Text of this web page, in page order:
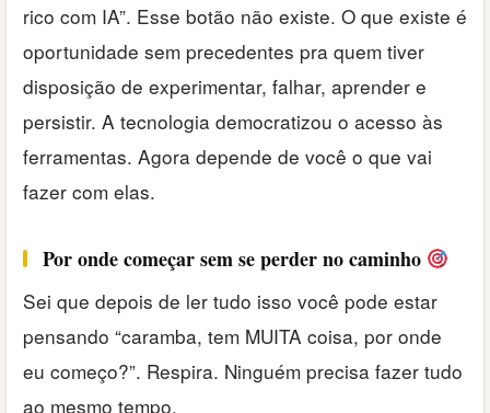
rico com IA”. Esse botão não existe. O que existe é
oportunidade sem precedentes pra quem tiver
disposição de experimentar, falhar, aprender e
persistir. A tecnologia democratizou o acesso às
ferramentas. Agora depende de você o que vai
fazer com elas.
Por onde começar sem se perder no caminho
Sei que depois de ler tudo isso você pode estar
pensando “caramba, tem MUITA coisa, por onde
eu começo?”. Respira. Ninguém precisa fazer tudo
ao mesmo tempo.